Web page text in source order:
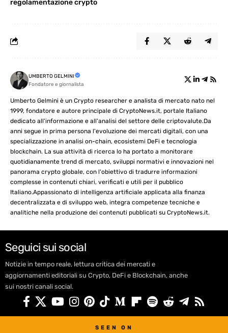
regolamentazione crypto
UMBERTO GELMINI
Fondatore e giornalista
Umberto Gelmini è un Crypto researcher e analista di mercato nato nel
1999, fondatore e autore principale di CryptoNews.it, portale Italiano
dedicato all'informazione e all'analisi del settore delle criptovalute.Da
anni segue in prima persona l'evoluzione dei mercati digitali, con una
specializzazione in analisi on-chain, ecosistemi DeFi e tecnologia
blockchain. La sua attività di ricerca lo ha portato a monitorare
quotidianamente trend di mercato, sviluppi normativi e innovazioni nel
panorama crypto globale, con l'obiettivo di tradurre informazioni
complesse in contenuti chiari, verificati e utili per il pubblico
Italiano.Appassionato di intelligenza artificiale applicata alla finanza
decentralizzata e di sviluppo web, integra competenze tecniche e
analitiche nella produzione dei contenuti pubblicati su CryptoNews.it.
Seguici sui social
Notizie in tempo reale, lettura critica dei mercati e
aggiornamenti editoriali su Crypto, DeFi e Blockchain, anche
sui nostri canali social.
SEEN ON